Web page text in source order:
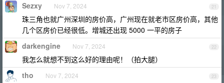
21
Sezxy Nov 7, 2024
珠三角也就广州深圳的房价高，广州现在就老市区房价高，其他
几个区房价已经很低。增城还出现 5000 一平的房子
22
darkengine Nov 7, 2024
我怎么就想不到这么好的理由呢！（拍大腿）
23
tho Nov 7, 2024